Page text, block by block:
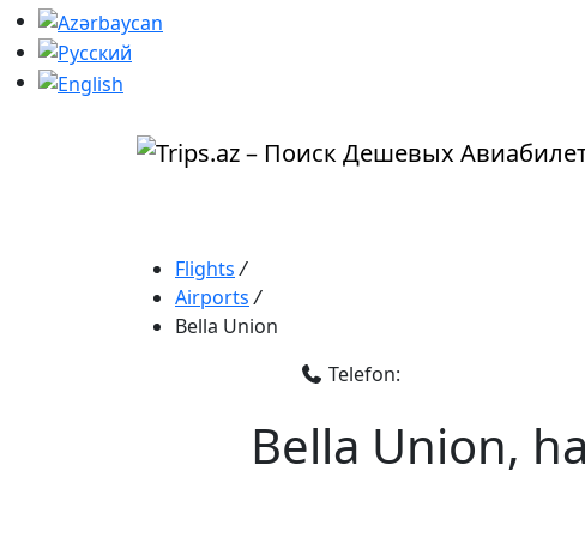
Flights /
Airports /
Bella Union
Telefon:
Bella Union,